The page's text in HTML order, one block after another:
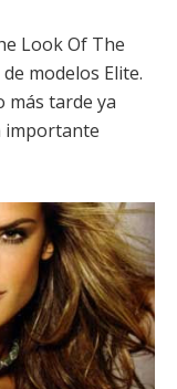
Look Of The
modelos Elite.
más tarde ya
importante